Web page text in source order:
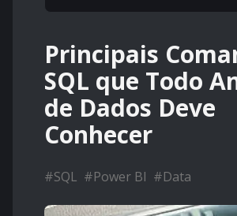
Principais
SQL que Todo
de Dados Deve
Conhecer
#SQL #Power BI #Data